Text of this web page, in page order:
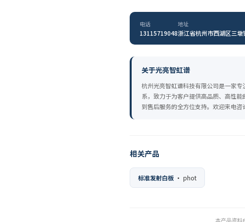
电话
13115719048
地址
浙江省杭州市西湖区三
关于光亮智虹谱
杭州光亮智虹谱科技有限公司是一家
系，致力于为客户提供高品质、高性
到售后服务的全方位支持。欢迎来电
相关产品
标准发射白板 · phot
本产品资料